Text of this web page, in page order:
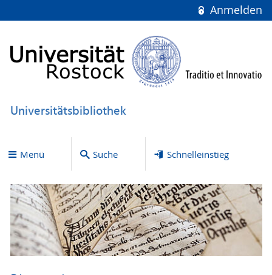
Anmelden
Universitätsbibliothek
Menü Suche Schnelleinstieg